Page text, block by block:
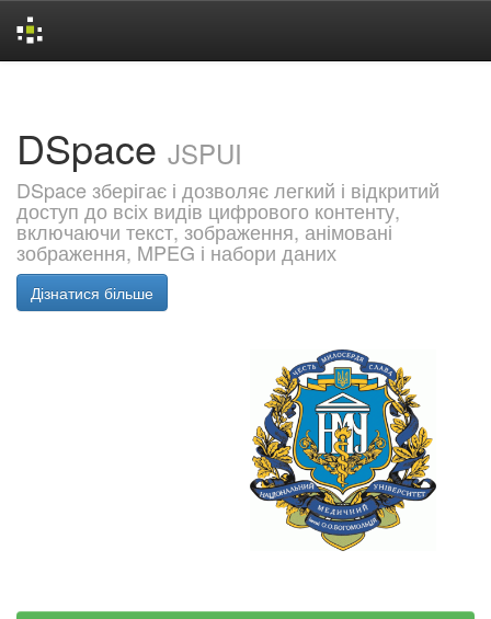
DSpace JSPUI
DSpace зберігає і дозволяє легкий і відкритий
доступ до всіх видів цифрового контенту,
включаючи текст, зображення, анімовані
зображення, MPEG і набори даних
Дізнатися більше